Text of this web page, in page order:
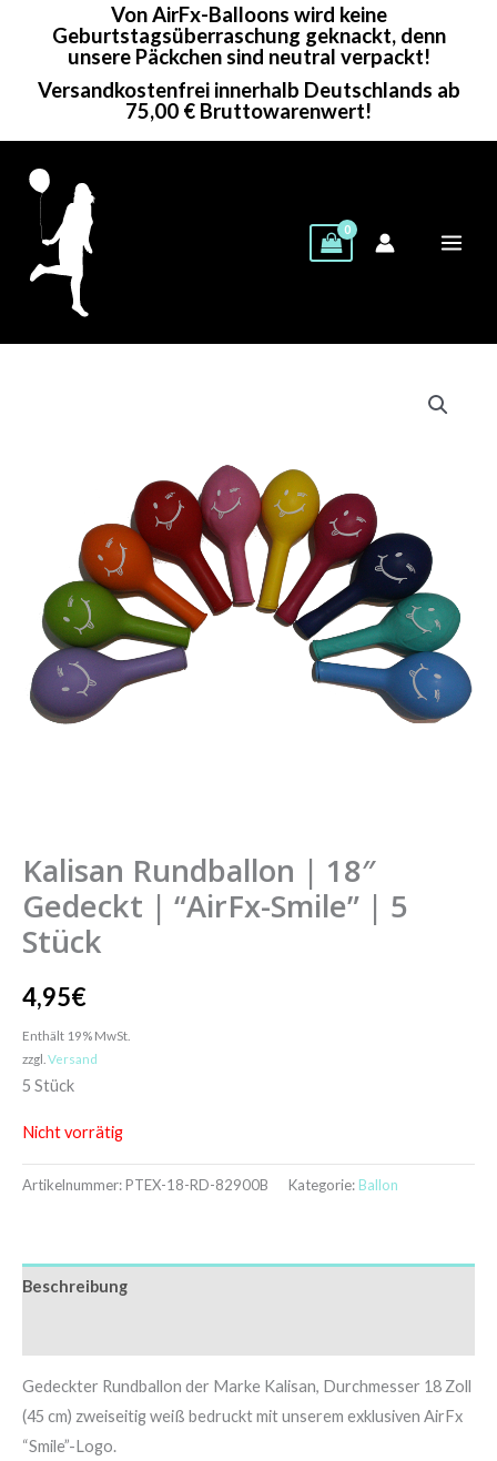
Von AirFx-Balloons wird keine
Geburtstagsüberraschung geknackt, denn
unsere Päckchen sind neutral verpackt!
Versandkostenfrei innerhalb Deutschlands ab
75,00 € Bruttowarenwert!
Kalisan Rundballon | 18″
Gedeckt | “AirFx-Smile” | 5
Stück
4,95€
Enthält 19% MwSt.
zzgl. Versand
5 Stück
Nicht vorrätig
Artikelnummer:PTEX-18-RD-82900B Kategorie: Ballon
Beschreibung
Gedeckter Rundballon der Marke Kalisan, Durchmesser 18 Zoll
(45 cm) zweiseitig weiß bedruckt mit unserem exklusiven AirFx
“Smile”-Logo.